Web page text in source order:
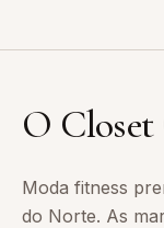
O
Moda fitness
do Norte. As